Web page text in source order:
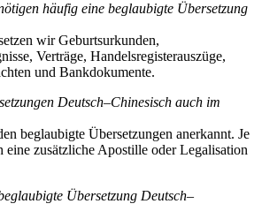
häufig eine beglaubigte Übersetzung
wir Geburtsurkunden,
Verträge, Handelsregisterauszüge,
und Bankdokumente.
Deutsch–Chinesisch auch im
beglaubigte Übersetzungen anerkannt. Je
eine zusätzliche Apostille oder Legalisation
Übersetzung Deutsch–